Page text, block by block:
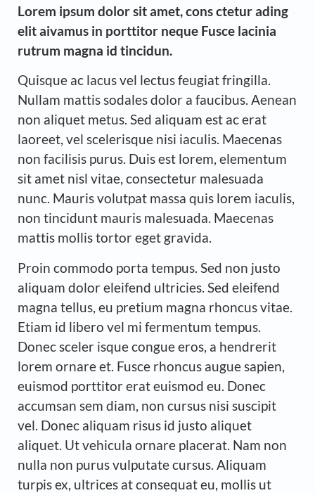
Lorem ipsum dolor sit amet, cons ctetur ading
elit aivamus in porttitor neque Fusce lacinia
rutrum magna id tincidun.
Quisque ac lacus vel lectus feugiat fringilla.
Nullam mattis sodales dolor a faucibus. Aenean
non aliquet metus. Sed aliquam est ac erat
laoreet, vel scelerisque nisi iaculis. Maecenas
non facilisis purus. Duis est lorem, elementum
sit amet nisl vitae, consectetur malesuada
nunc. Mauris volutpat massa quis lorem iaculis,
non tincidunt mauris malesuada. Maecenas
mattis mollis tortor eget gravida.
Proin commodo porta tempus. Sed non justo
aliquam dolor eleifend ultricies. Sed eleifend
magna tellus, eu pretium magna rhoncus vitae.
Etiam id libero vel mi fermentum tempus.
Donec sceler isque congue eros, a hendrerit
lorem ornare et. Fusce rhoncus augue sapien,
euismod porttitor erat euismod eu. Donec
accumsan sem diam, non cursus nisi suscipit
vel. Donec aliquam risus id justo aliquet
aliquet. Ut vehicula ornare placerat. Nam non
nulla non purus vulputate cursus. Aliquam
turpis ex, ultrices at consequat eu, mollis ut